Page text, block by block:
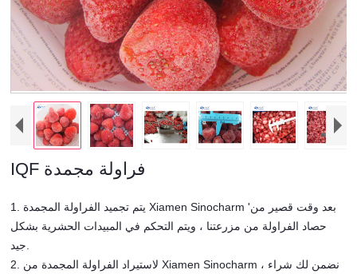
IQF فراولة مجمدة
1. يتم تجميد الفراولة المجمدة Xiamen Sinocharm 'بعد وقت قصير من
حصاد الفراولة من مزرعتنا ، ويتم التحكم في المبيدات الحشرية بشكل
2. لاستيراد الفراولة المجمدة من Xiamen Sinocharm ، نضمن لك شراء